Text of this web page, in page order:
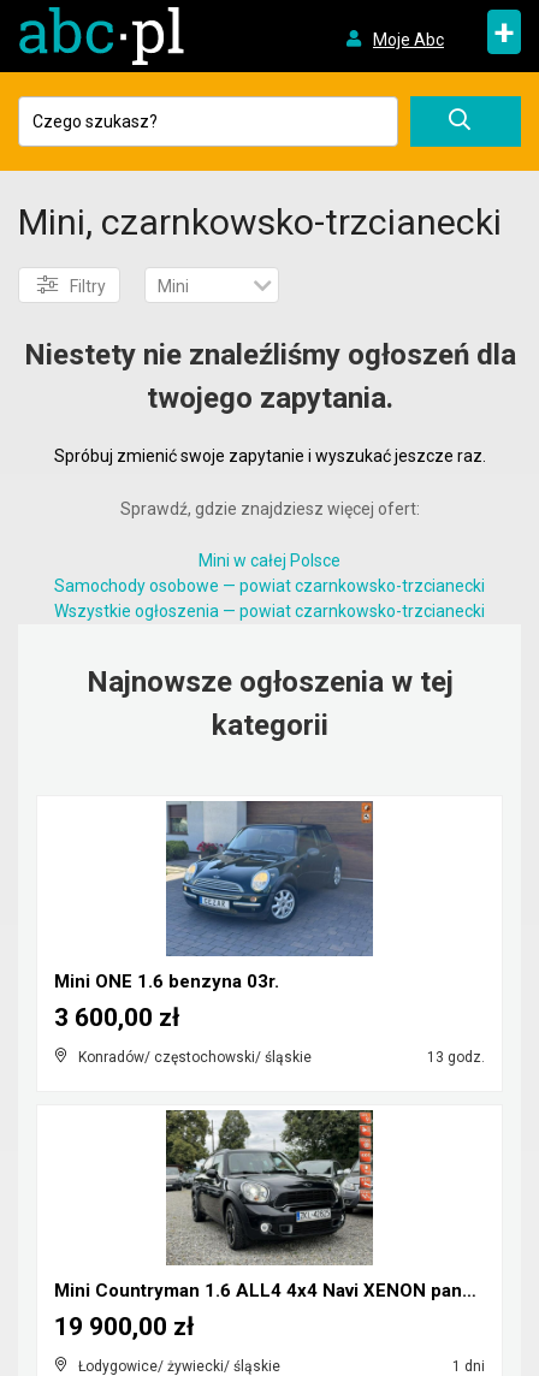
Moje Abc +
Mini, czarnkowsko-trzcianecki
Filtry Mini
Niestety nie znaleźliśmy ogłoszeń dla
twojego zapytania.
Spróbuj zmienić swoje zapytanie i wyszukać jeszcze raz.
Sprawdź, gdzie znajdziesz więcej ofert:
Mini w całej Polsce
Samochody osobowe — powiat czarnkowsko-trzcianecki
Wszystkie ogłoszenia — powiat czarnkowsko-trzcianecki
Najnowsze ogłoszenia w tej
kategorii
Mini ONE 1.6 benzyna 03r.
Konradów/ częstochowski/ śląskie 13 godz.
3 600,00 zł
Mini Countryman 1.6 ALL4 4x4 Navi XENON panorama
Łodygowice/ żywiecki/ śląskie 1 dni
19 900,00 zł